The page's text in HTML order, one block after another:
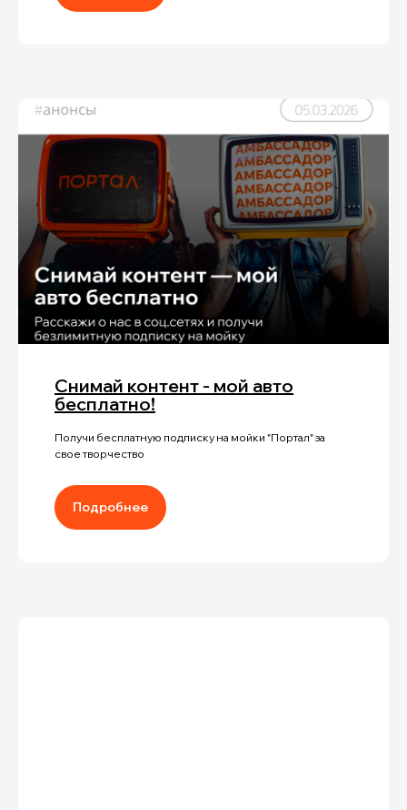
Снимай контент - мой авто
бесплатно!
Получи бесплатную подписку на мойки "Портал" за
свое творчество
Подробнее